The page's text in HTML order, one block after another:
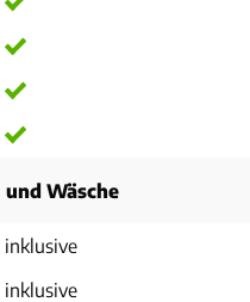
Wäsche
inklusive
inklusive